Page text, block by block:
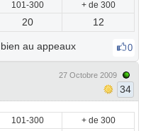
101-300 + de 300
20 12
au appeaux 0
27 Octobre 2009
34
101-300 + de 300